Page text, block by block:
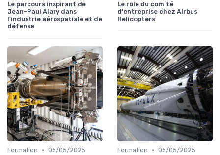
Le parcours inspirant de
Jean-Paul Alary dans
l'industrie aérospatiale et de
défense
Le rôle du comité
d'entreprise chez Airbus
Helicopters
Formation • 05/05/2025
Formation • 05/05/2025